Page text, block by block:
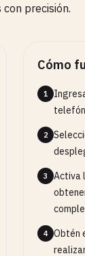
precisión.
Cómo
1
2
3
Activa
4
Obtén